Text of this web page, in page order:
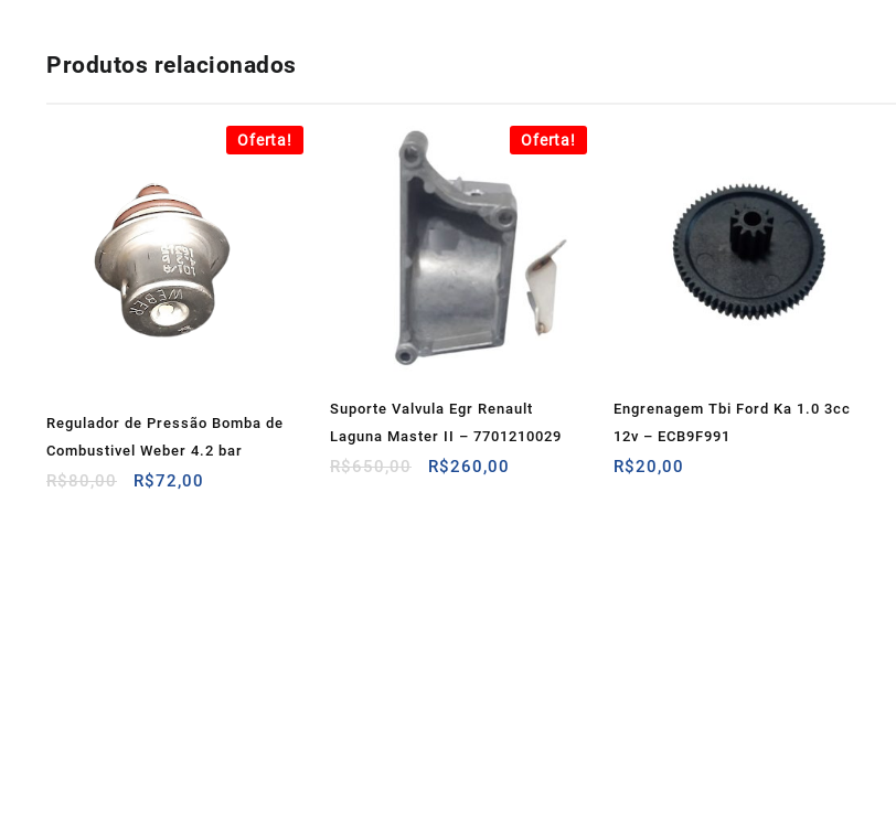
Produtos relacionados
Oferta!
Regulador de Pressão Bomba de
Combustivel Weber 4.2 bar
R$80,00
O
R$72,00
Oferta!
Suporte Valvula Egr Renault
Laguna Master II – 7701210029
R$650,00
O
R$260,00
Engrenagem Tbi Ford Ka 1.0 3cc
12v – ECB9F991
R$20,00